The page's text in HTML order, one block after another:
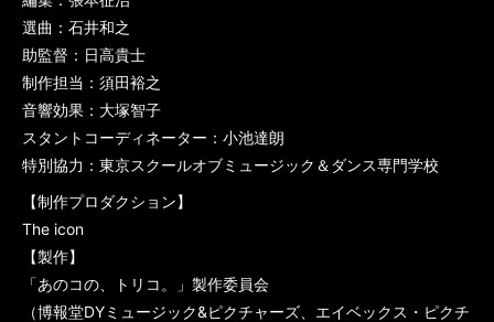
選曲：石井和之
助監督：日高貴士
制作担当：須田裕之
音響効果：大塚智子
スタントコーディネーター：小池達朗
特別協力：東京スクールオブミュージック＆ダンス専門学校
【制作プロダクション】
The icon
【製作】
「あのコの、トリコ。」製作委員会
（博報堂DYミュージック&ピクチャーズ、エイベックス・ピクチ